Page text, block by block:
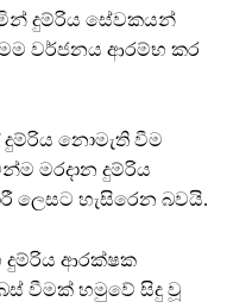
දුම්රිය සේවකයන්
වර්ජනය ආරම්භ කර
නොමැති වීම
මරදාන දුම්රිය
ලෙසට හැසිරෙන බවයි.
දුම්රිය ආරක්ෂක
වීමක් හමුවේ සිදු වූ